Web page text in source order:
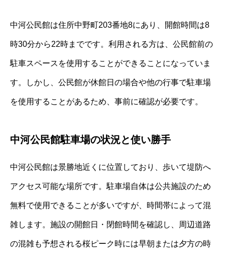
中河公民館は住所中野町203番地8にあり、開館時間は8
時30分から22時までです。利用される方は、公民館前の
駐車スペースを使用することができることになっていま
す。しかし、公民館が休館日の場合や他の行事で駐車場
を使用することがあるため、事前に確認が必要です。
中河公民館駐車場の状況と使い勝手
中河公民館は景勝地近くに位置しており、歩いて堤防へ
アクセス可能な場所です。駐車場自体は公共施設のため
無料で使用できることが多いですが、時間帯によって混
雑します。施設の開館日・閉館時間を確認し、周辺道路
の混雑も予想される桜ピーク時には早朝または夕方の時